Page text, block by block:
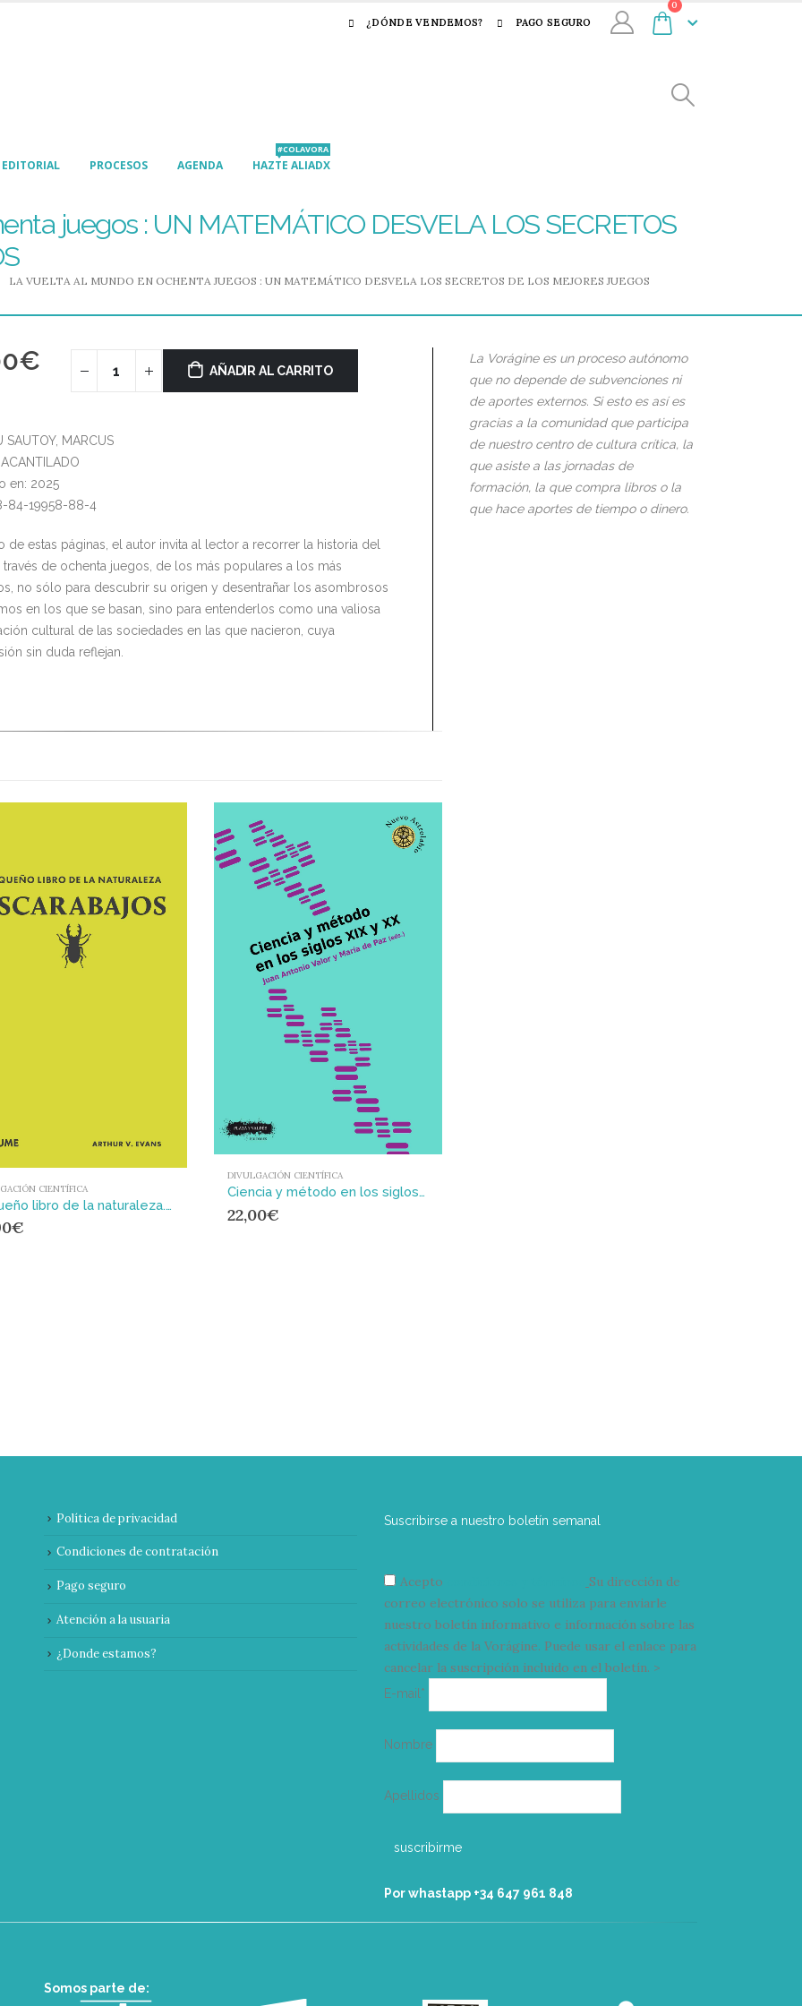
¿DÓNDE VENDEMOS? PAGO SEGURO
0
EDITORIAL PROCESOS AGENDA HAZTE ALIADX
#COLAVORA
juegos : UN MATEMÁTICO DESVELA LOS SECRETOS
LA VUELTA AL MUNDO EN OCHENTA JUEGOS : UN MATEMÁTICO DESVELA LOS SECRETOS DE LOS MEJORES JUEGOS
€ AÑADIR AL CARRITO
SAUTOY, MARCUS
en: 2025
84-19958-88-4
de estas páginas, el autor invita al lector a recorrer la historia del
través de ochenta juegos, de los más populares a los más
no sólo para descubrir su origen y desentrañar los asombrosos
en los que se basan, sino para entenderlos como una valiosa
cultural de las sociedades en las que nacieron, cuya
sin duda reflejan.
CIENTÍFICA
Pequeño libro de la naturaleza. Escarabajos
€
DIVULGACIÓN CIENTÍFICA
Ciencia y método en los siglos XIX y XX
22,00€
La Vorágine es un proceso autónomo
que no depende de subvenciones ni
de aportes externos. Si esto es así es
gracias a la comunidad que participa
de nuestro centro de cultura crítica, la
que asiste a las jornadas de
formación, la que compra libros o la
que hace aportes de tiempo o dinero.
Política de privacidad
Condiciones de contratación
Pago seguro
Atención a la usuaria
¿Donde estamos?
Suscribirse a nuestro boletín semanal
Acepto
Su dirección de
correo electrónico solo se utiliza para enviarle
nuestro boletín informativo e información sobre las
actividades de la Vorágine. Puede usar el enlace para
cancelar la suscripción incluido en el boletín. >
E-mail*
electrónico
Nombre
Apellidos
Por whastapp +34 ‭647 961 848‬
Somos parte de: